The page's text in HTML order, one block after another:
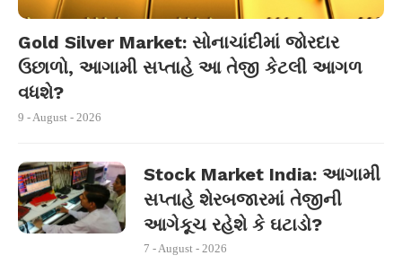
Gold Silver Market: સોનાચાંદીમાં જોરદાર
ઉછાળો, આગામી સપ્તાહે આ તેજી કેટલી આગળ
વધશે?
9 - August - 2026
Stock Market India: આગામી
સપ્તાહે શેરબજારમાં તેજીની
આગેકૂચ રહેશે કે ઘટાડો?
7 - August - 2026